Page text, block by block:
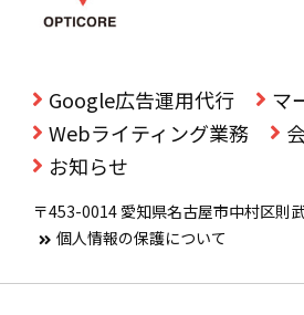
Google広告運用代行
マ
Webライティング業務
お知らせ
〒453-0014 愛知県名古屋市中村区則
個人情報の保護について